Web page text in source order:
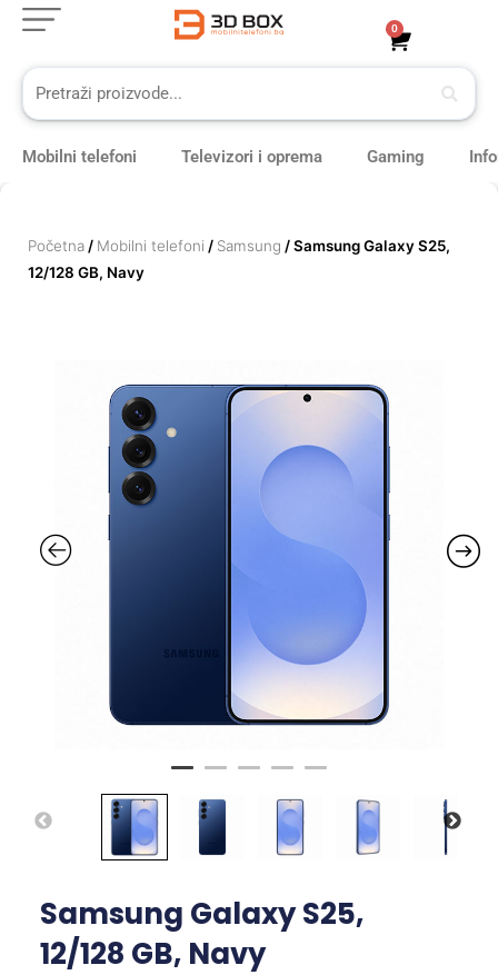
Skip
content
0
Cart
Mobilni telefoni Televizori i oprema Gaming
Početna / Mobilni telefoni / Samsung / Samsung Galaxy S25,
12/128 GB, Navy
Samsung Galaxy S25,
12/128 GB, Navy